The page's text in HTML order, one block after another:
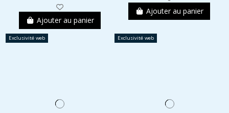
Ajouter au panier
Ajouter au panier
Exclusivité web Exclusivité web